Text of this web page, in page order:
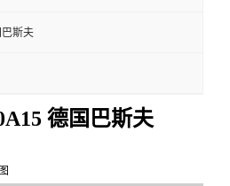
斯夫
德国巴斯夫